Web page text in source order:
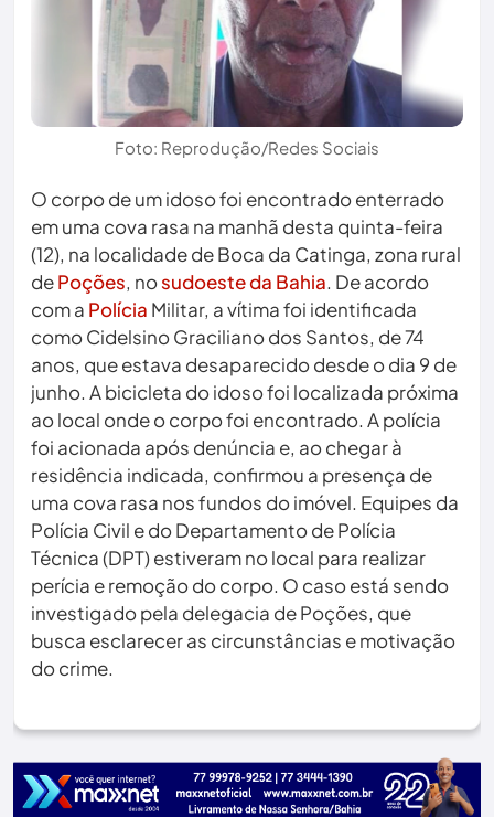
Foto: Reprodução/Redes Sociais
O corpo de um idoso foi encontrado enterrado
em uma cova rasa na manhã desta quinta-feira
(12), na localidade de Boca da Catinga, zona rural
dePoções, nosudoeste da Bahia. De acordo
com a Polícia Militar, a vítima foi identificada
como Cidelsino Graciliano dos Santos, de 74
anos, que estava desaparecido desde o dia 9 de
junho. A bicicleta do idoso foi localizada próxima
ao local onde o corpo foi encontrado. A polícia
foi acionada após denúncia e, ao chegar à
residência indicada, confirmou a presença de
uma cova rasa nos fundos do imóvel. Equipes da
Polícia Civil e do Departamento de Polícia
Técnica (DPT) estiveram no local para realizar
perícia e remoção do corpo. O caso está sendo
investigado pela delegacia de Poções, que
busca esclarecer as circunstâncias e motivação
do crime.